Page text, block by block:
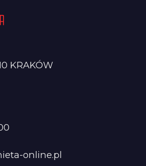
KRAKÓW
online.pl